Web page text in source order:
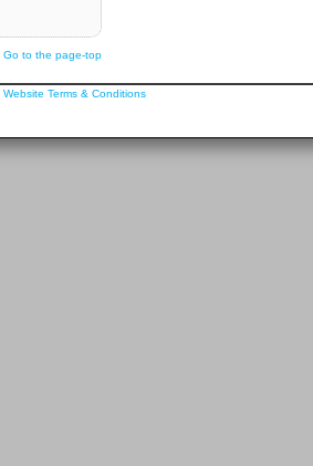
Go to the page-top
Website Terms & Conditions